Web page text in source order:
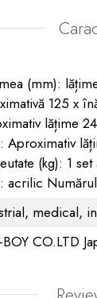
(mm):
125 x
lățime
Aproximativ
(kg): 1
acrilic Numărul
medical,
CO.LTD